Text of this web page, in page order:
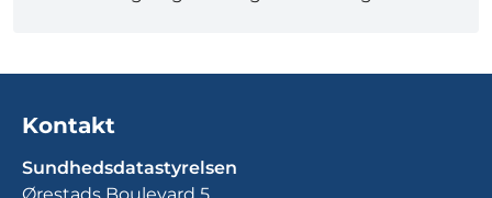
Kontakt
Sundhedsdatastyrelsen